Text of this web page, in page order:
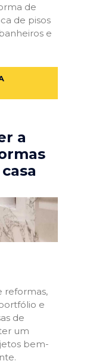
de
de pisos
e
a
reformas,
e
de
um
bem-